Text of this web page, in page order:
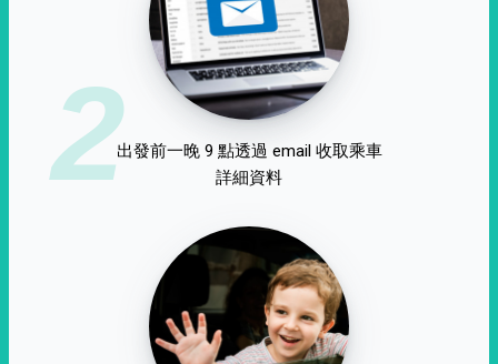
2出發前一晚 9 點透過 email 收取乘車
詳細資料